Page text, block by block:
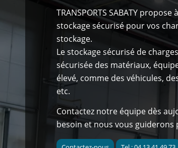
TRANSPORTS SABATY propose
stockage sécurisé pour vos
stockage.
Le stockage sécurisé de
sécurisée des matériaux,
élevé, comme des véhicules,
etc.
Contactez notre équipe dès
besoin et nous vous guiderons